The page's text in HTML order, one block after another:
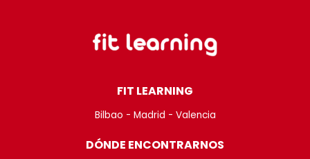
FIT LEARNING
Bilbao - Madrid - Valencia
DÓNDE ENCONTRARNOS